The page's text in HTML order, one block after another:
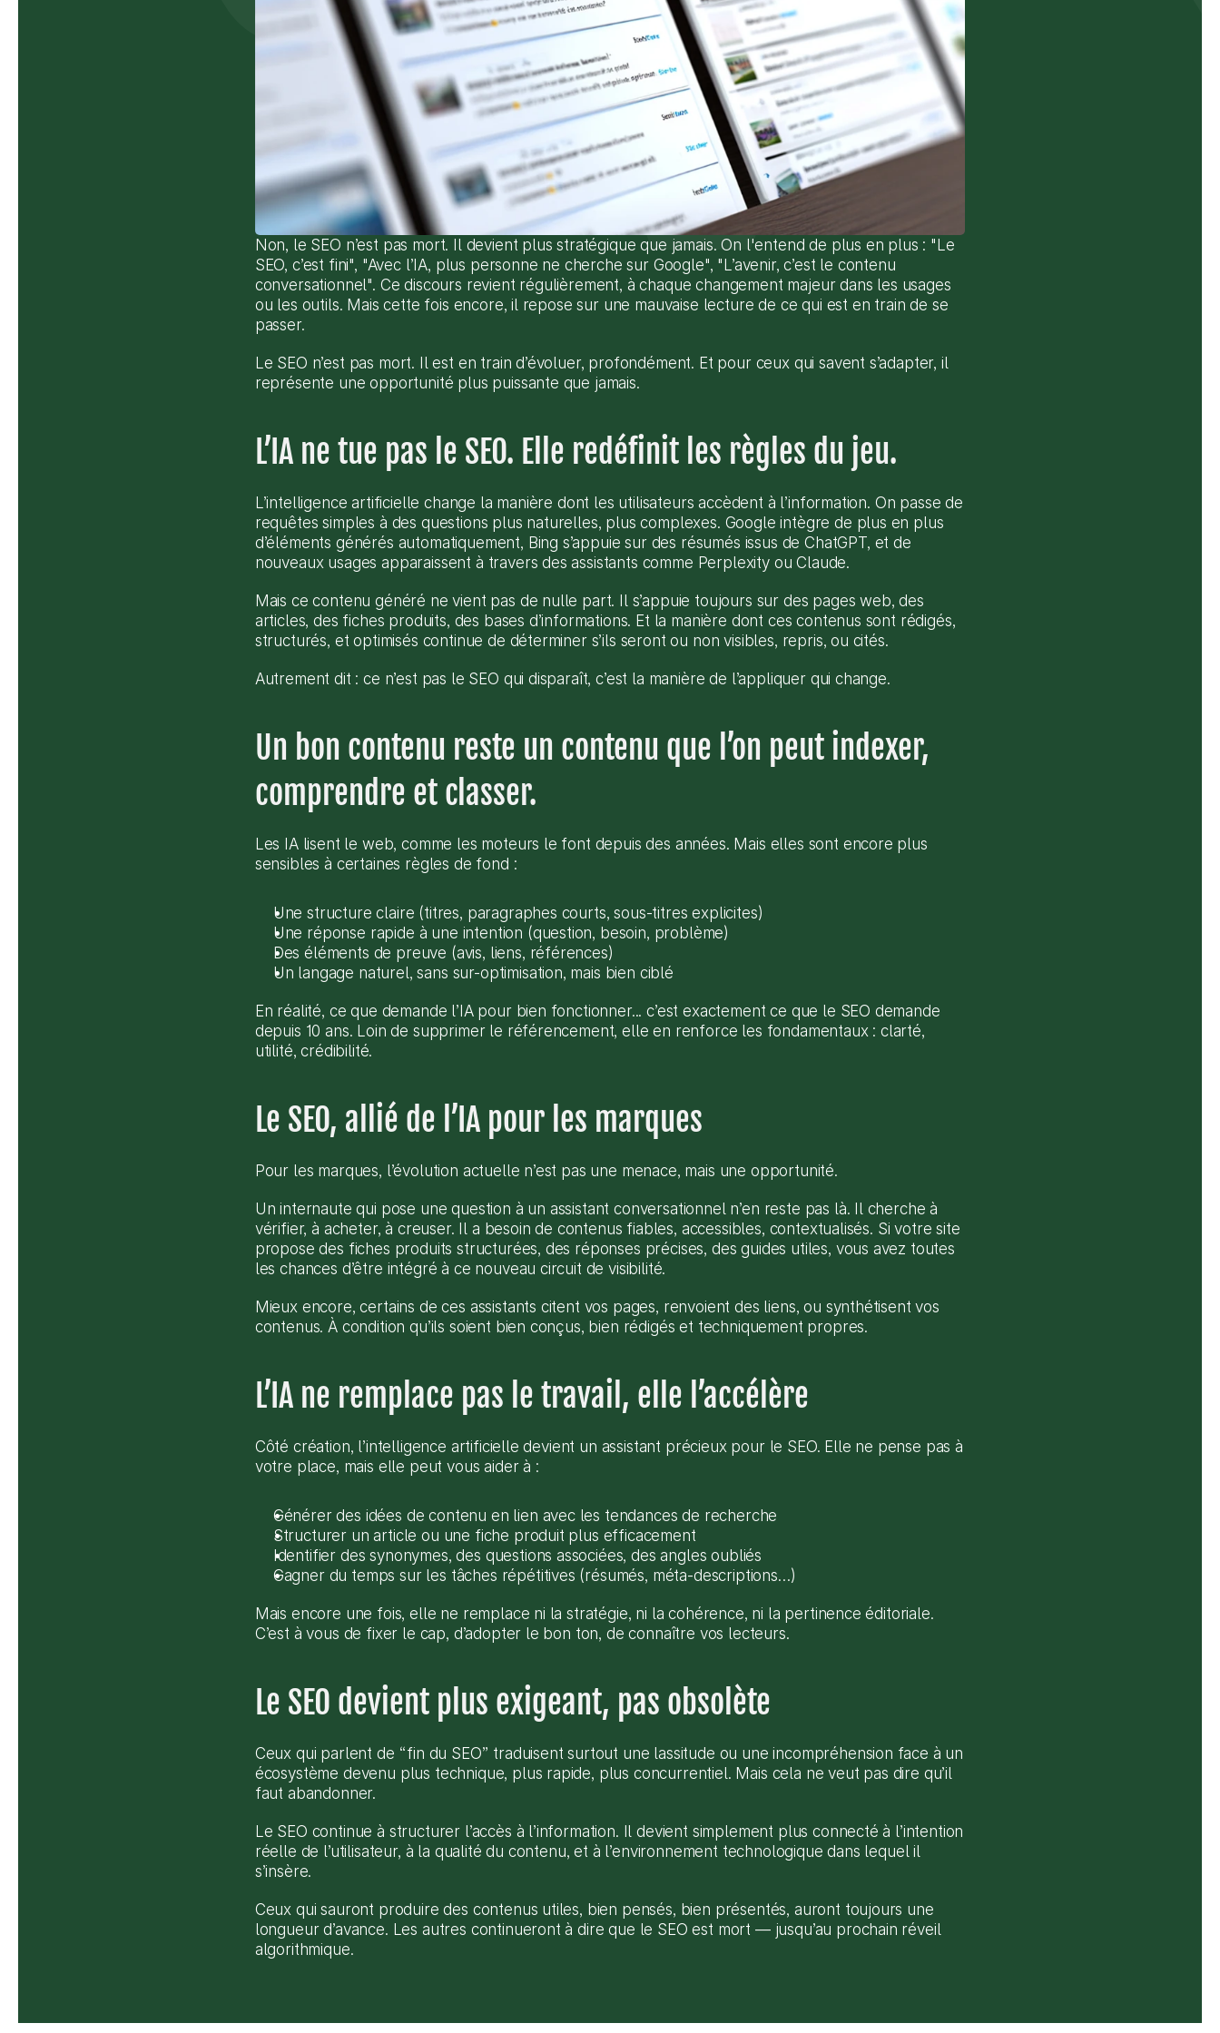
Non, le SEO n’est pas mort. Il devient plus stratégique que jamais. On l'entend de plus en plus : "Le
SEO, c’est fini", "Avec l’IA, plus personne ne cherche sur Google", "L’avenir, c’est le contenu
conversationnel". Ce discours revient régulièrement, à chaque changement majeur dans les usages
ou les outils. Mais cette fois encore, il repose sur une mauvaise lecture de ce qui est en train de se
passer.
Le SEO n’est pas mort. Il est en train d’évoluer, profondément. Et pour ceux qui savent s’adapter, il
représente une opportunité plus puissante que jamais.
L’IA ne tue pas le SEO. Elle redéfinit les règles du jeu.
L’intelligence artificielle change la manière dont les utilisateurs accèdent à l’information. On passe de
requêtes simples à des questions plus naturelles, plus complexes. Google intègre de plus en plus
d’éléments générés automatiquement, Bing s’appuie sur des résumés issus de ChatGPT, et de
nouveaux usages apparaissent à travers des assistants comme Perplexity ou Claude.
Mais ce contenu généré ne vient pas de nulle part. Il s’appuie toujours sur des pages web, des
articles, des fiches produits, des bases d’informations. Et la manière dont ces contenus sont rédigés,
structurés, et optimisés continue de déterminer s’ils seront ou non visibles, repris, ou cités.
Autrement dit : ce n’est pas le SEO qui disparaît, c’est la manière de l’appliquer qui change.
Un bon contenu reste un contenu que l’on peut indexer,
comprendre et classer.
Les IA lisent le web, comme les moteurs le font depuis des années. Mais elles sont encore plus
sensibles à certaines règles de fond :
Une structure claire (titres, paragraphes courts, sous-titres explicites)
Une réponse rapide à une intention (question, besoin, problème)
Des éléments de preuve (avis, liens, références)
Un langage naturel, sans sur-optimisation, mais bien ciblé
En réalité, ce que demande l’IA pour bien fonctionner... c’est exactement ce que le SEO demande
depuis 10 ans. Loin de supprimer le référencement, elle en renforce les fondamentaux : clarté,
utilité, crédibilité.
Le SEO, allié de l’IA pour les marques
Pour les marques, l’évolution actuelle n’est pas une menace, mais une opportunité.
Un internaute qui pose une question à un assistant conversationnel n’en reste pas là. Il cherche à
vérifier, à acheter, à creuser. Il a besoin de contenus fiables, accessibles, contextualisés. Si votre site
propose des fiches produits structurées, des réponses précises, des guides utiles, vous avez toutes
les chances d’être intégré à ce nouveau circuit de visibilité.
Mieux encore, certains de ces assistants citent vos pages, renvoient des liens, ou synthétisent vos
contenus. À condition qu’ils soient bien conçus, bien rédigés et techniquement propres.
L’IA ne remplace pas le travail, elle l’accélère
Côté création, l’intelligence artificielle devient un assistant précieux pour le SEO. Elle ne pense pas à
votre place, mais elle peut vous aider à :
Générer des idées de contenu en lien avec les tendances de recherche
Structurer un article ou une fiche produit plus efficacement
Identifier des synonymes, des questions associées, des angles oubliés
Gagner du temps sur les tâches répétitives (résumés, méta-descriptions…)
Mais encore une fois, elle ne remplace ni la stratégie, ni la cohérence, ni la pertinence éditoriale.
C’est à vous de fixer le cap, d’adopter le bon ton, de connaître vos lecteurs.
Le SEO devient plus exigeant, pas obsolète
Ceux qui parlent de “fin du SEO” traduisent surtout une lassitude ou une incompréhension face à un
écosystème devenu plus technique, plus rapide, plus concurrentiel. Mais cela ne veut pas dire qu’il
faut abandonner.
Le SEO continue à structurer l’accès à l’information. Il devient simplement plus connecté à l’intention
réelle de l’utilisateur, à la qualité du contenu, et à l’environnement technologique dans lequel il
s’insère.
Ceux qui sauront produire des contenus utiles, bien pensés, bien présentés, auront toujours une
longueur d’avance. Les autres continueront à dire que le SEO est mort — jusqu’au prochain réveil
algorithmique.